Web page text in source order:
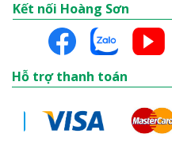
Kết nối Hoàng Sơn
Hỗ trợ thanh toán